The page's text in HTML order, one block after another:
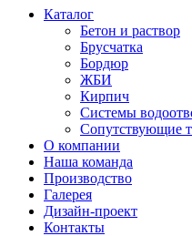
Каталог
Бетон и раствор
Брусчатка
Бордюр
ЖБИ
Кирпич
Системы
Сопутствующие
О компании
Наша команда
Производство
Галерея
Дизайн-проект
Контакты